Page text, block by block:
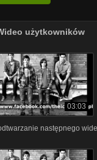
użytkowników
03:03
następnego